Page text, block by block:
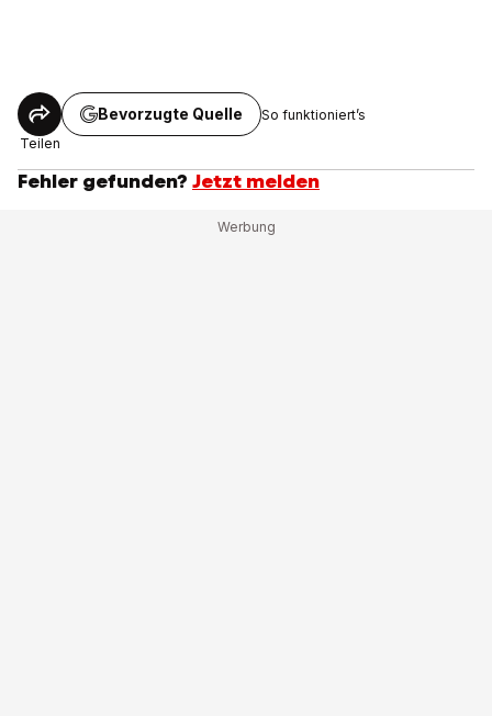
Teilen
Bevorzugte Quelle So funktioniert’s
Fehler gefunden? Jetzt melden